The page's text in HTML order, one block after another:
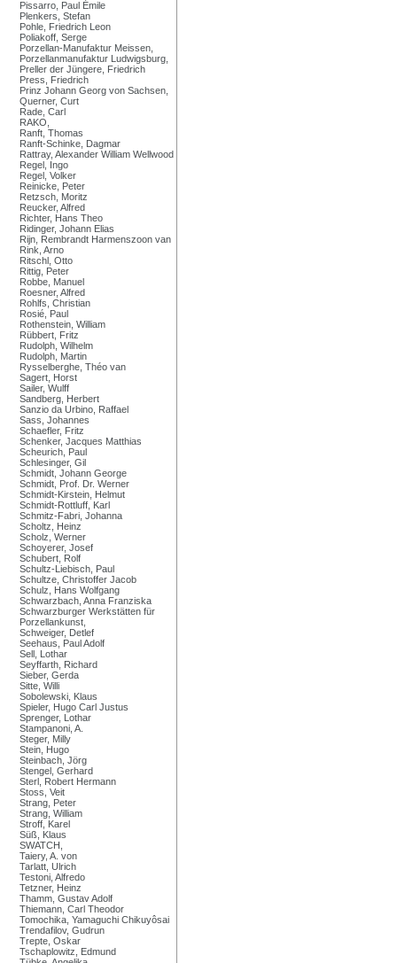
Pissarro, Paul Émile
Plenkers, Stefan
Pohle, Friedrich Leon
Poliakoff, Serge
Porzellan-Manufaktur Meissen,
Porzellanmanufaktur Ludwigsburg,
Preller der Jüngere, Friedrich
Press, Friedrich
Prinz Johann Georg von Sachsen,
Querner, Curt
Rade, Carl
RAKO,
Ranft, Thomas
Ranft-Schinke, Dagmar
Rattray, Alexander William Wellwood
Regel, Ingo
Regel, Volker
Reinicke, Peter
Retzsch, Moritz
Reucker, Alfred
Richter, Hans Theo
Ridinger, Johann Elias
Rijn, Rembrandt Harmenszoon van
Rink, Arno
Ritschl, Otto
Rittig, Peter
Robbe, Manuel
Roesner, Alfred
Rohlfs, Christian
Rosié, Paul
Rothenstein, William
Rübbert, Fritz
Rudolph, Wilhelm
Rudolph, Martin
Rysselberghe, Théo van
Sagert, Horst
Sailer, Wulff
Sandberg, Herbert
Sanzio da Urbino, Raffael
Sass, Johannes
Schaefler, Fritz
Schenker, Jacques Matthias
Scheurich, Paul
Schlesinger, Gil
Schmidt, Johann George
Schmidt, Prof. Dr. Werner
Schmidt-Kirstein, Helmut
Schmidt-Rottluff, Karl
Schmitz-Fabri, Johanna
Scholtz, Heinz
Scholz, Werner
Schoyerer, Josef
Schubert, Rolf
Schultz-Liebisch, Paul
Schultze, Christoffer Jacob
Schulz, Hans Wolfgang
Schwarzbach, Anna Franziska
Schwarzburger Werkstätten für
Porzellankunst,
Schweiger, Detlef
Seehaus, Paul Adolf
Sell, Lothar
Seyffarth, Richard
Sieber, Gerda
Sitte, Willi
Sobolewski, Klaus
Spieler, Hugo Carl Justus
Sprenger, Lothar
Stampanoni, A.
Steger, Milly
Stein, Hugo
Steinbach, Jörg
Stengel, Gerhard
Sterl, Robert Hermann
Stoss, Veit
Strang, Peter
Strang, William
Stroff, Karel
Süß, Klaus
SWATCH,
Taiery, A. von
Tarlatt, Ulrich
Testoni, Alfredo
Tetzner, Heinz
Thamm, Gustav Adolf
Thiemann, Carl Theodor
Tomochika, Yamaguchi Chikuyôsai
Trendafilov, Gudrun
Trepte, Oskar
Tschaplowitz, Edmund